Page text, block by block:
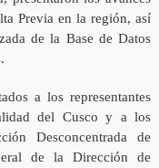
Previa en la región, así
de la Base de Datos
a los representantes
del Cusco y a los
Desconcentrada de
de la Dirección de